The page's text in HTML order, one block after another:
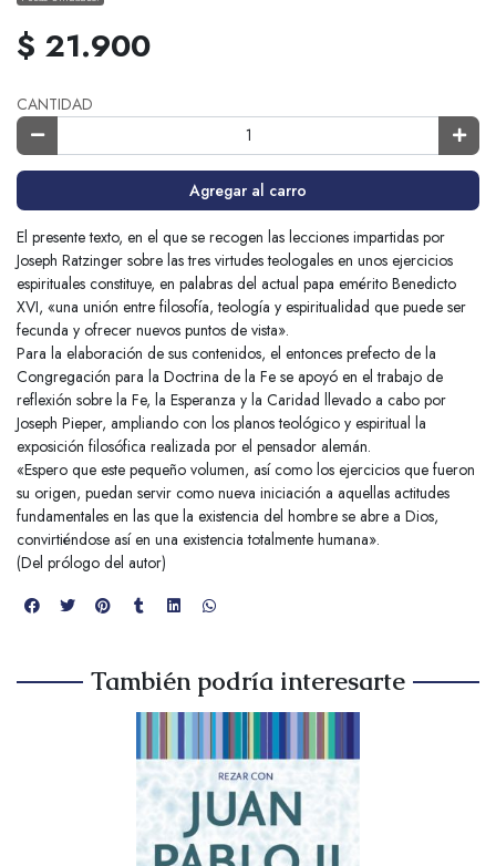
$ 21.900
CANTIDAD
Agregar al carro
El presente texto, en el que se recogen las lecciones impartidas por
Joseph Ratzinger sobre las tres virtudes teologales en unos ejercicios
espirituales constituye, en palabras del actual papa emérito Benedicto
XVI, «una unión entre filosofía, teología y espiritualidad que puede ser
fecunda y ofrecer nuevos puntos de vista».
Para la elaboración de sus contenidos, el entonces prefecto de la
Congregación para la Doctrina de la Fe se apoyó en el trabajo de
reflexión sobre la Fe, la Esperanza y la Caridad llevado a cabo por
Joseph Pieper, ampliando con los planos teológico y espiritual la
exposición filosófica realizada por el pensador alemán.
«Espero que este pequeño volumen, así como los ejercicios que fueron
su origen, puedan servir como nueva iniciación a aquellas actitudes
fundamentales en las que la existencia del hombre se abre a Dios,
convirtiéndose así en una existencia totalmente humana».
(Del prólogo del autor)
También podría interesarte